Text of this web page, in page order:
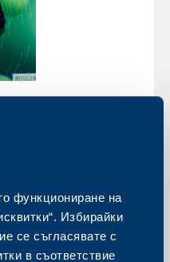
функциониране на
Избирайки
се съгласявате с
в съответствие
от шестото